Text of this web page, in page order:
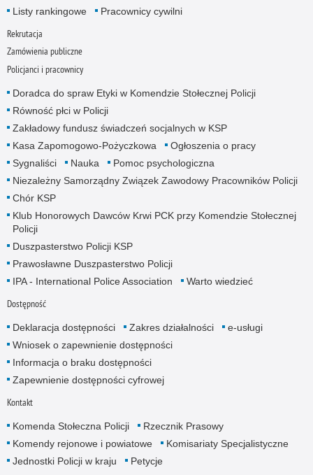
Listy rankingowe Pracownicy cywilni
Rekrutacja
Zamówienia publiczne
Policjanci i pracownicy
Doradca do spraw Etyki w Komendzie Stołecznej Policji
Równość płci w Policji
Zakładowy fundusz świadczeń socjalnych w KSP
Kasa Zapomogowo-Pożyczkowa
Ogłoszenia o pracy
Sygnaliści
Nauka
Pomoc psychologiczna
Niezależny Samorządny Związek Zawodowy Pracowników Policji
Chór KSP
Klub Honorowych Dawców Krwi PCK przy Komendzie Stołecznej
Policji
Duszpasterstwo Policji KSP
Prawosławne Duszpasterstwo Policji
IPA - International Police Association
Warto wiedzieć
Dostępność
Deklaracja dostępności Zakres działalności
e-usługi
Wniosek o zapewnienie dostępności
Informacja o braku dostępności
Zapewnienie dostępności cyfrowej
Kontakt
Komenda Stołeczna Policji
Rzecznik Prasowy
Komendy rejonowe i powiatowe
Komisariaty Specjalistyczne
Jednostki Policji w kraju
Petycje